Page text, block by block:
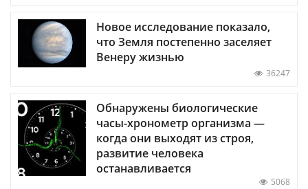
Новое исследование показало,
что Земля постепенно заселяет
Венеру жизнью
36247
Обнаружены биологические
часы-хронометр организма —
когда они выходят из строя,
развитие человека
останавливается
5068